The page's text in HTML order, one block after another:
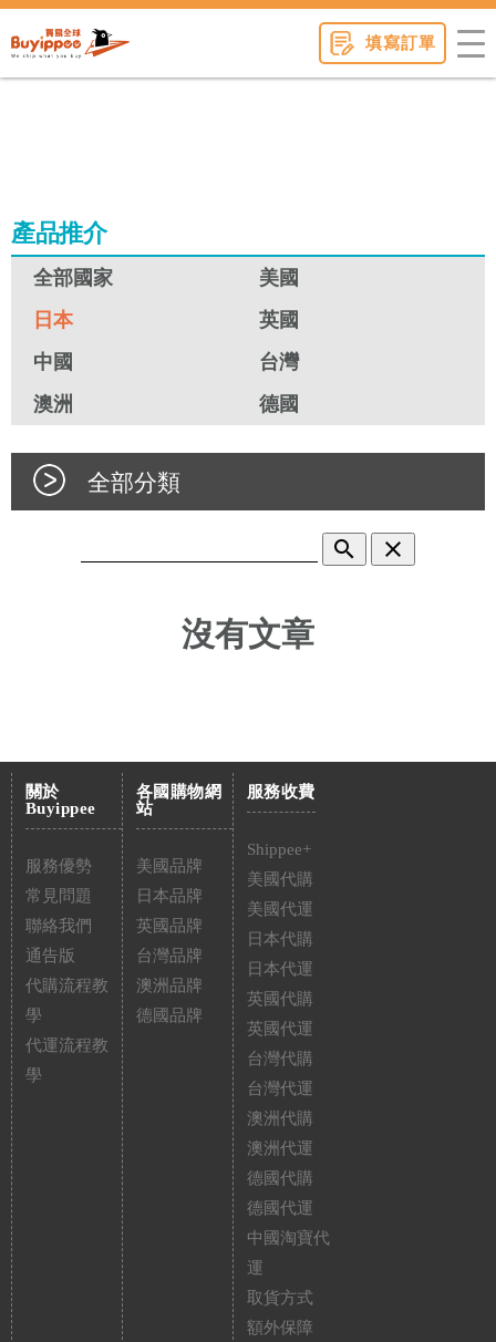
填寫訂單
產品推介
全部國家
美國
日本
英國
中國
台灣
澳洲
德國
全部分類
search clear
沒有文章
關於
Buyippee
服務優勢
常見問題
聯絡我們
通告版
代購流程教
學
代運流程教
學
各國購物網
站
美國品牌
日本品牌
英國品牌
台灣品牌
澳洲品牌
德國品牌
服務收費
Shippee+
美國代購
美國代運
日本代購
日本代運
英國代購
英國代運
台灣代購
台灣代運
澳洲代購
澳洲代運
德國代購
德國代運
中國淘寶代
運
取貨方式
額外保障